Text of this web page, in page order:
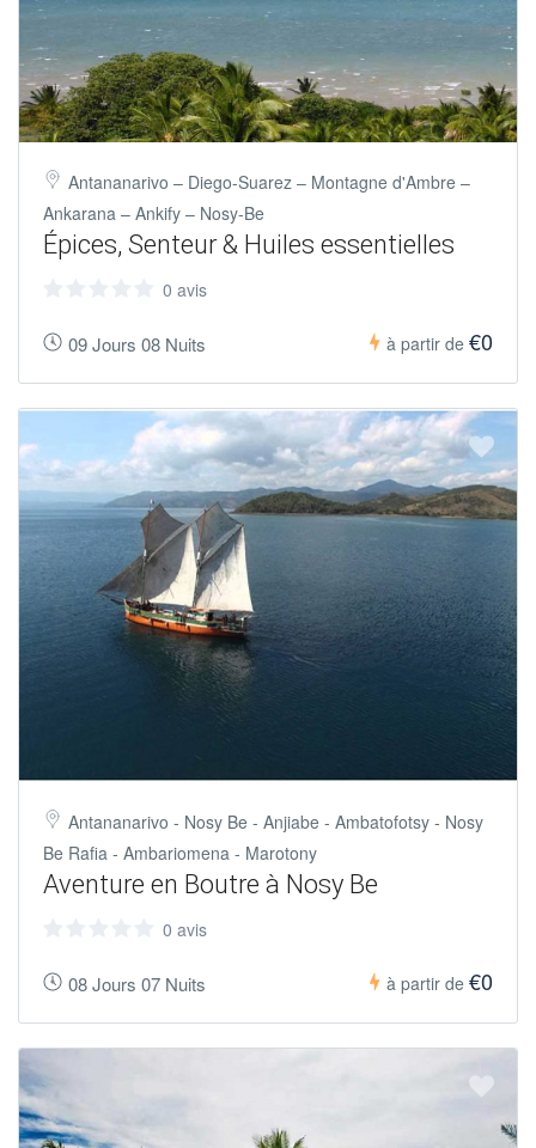
Antananarivo – Diego-Suarez – Montagne d'Ambre –
Ankarana – Ankify – Nosy-Be
Épices, Senteur & Huiles essentielles
0 avis
09 Jours 08 Nuits à partir de €0
Antananarivo - Nosy Be - Anjiabe - Ambatofotsy - Nosy
Be Rafia - Ambariomena - Marotony
Aventure en Boutre à Nosy Be
0 avis
08 Jours 07 Nuits à partir de €0